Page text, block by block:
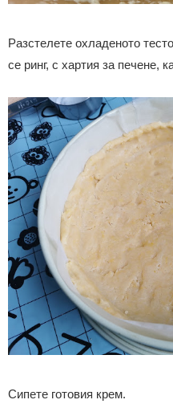
Разстелете охладеното
се ринг, с хартия за печене,
Сипете готовия крем.